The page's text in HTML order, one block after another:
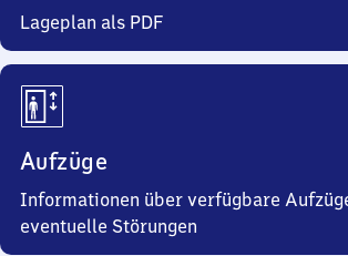
Lageplan als PDF
Aufzüge
Informationen über verfügbare
eventuelle Störungen